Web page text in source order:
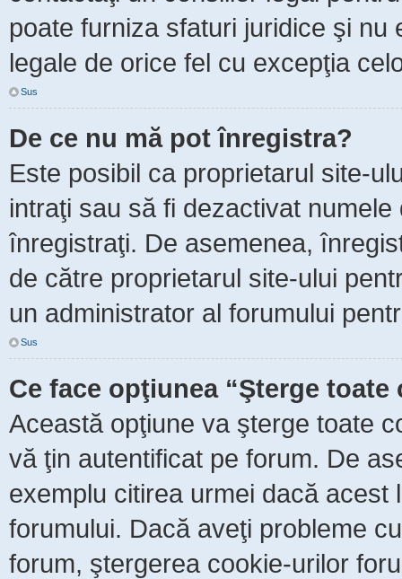
poate furniza sfaturi juridice şi
legale de orice fel cu excepţia
Sus
De ce nu mă pot înregistra?
Este posibil ca proprietarul site-
intraţi sau să fi dezactivat
înregistraţi. De asemenea,
de către proprietarul site-ului
un administrator al forumului
Sus
Ce face opţiunea “Şterge
Această opţiune va şterge toate
vă ţin autentificat pe forum. De
exemplu citirea urmei dacă
forumului. Dacă aveţi probleme
forum, ştergerea cookie-urilor